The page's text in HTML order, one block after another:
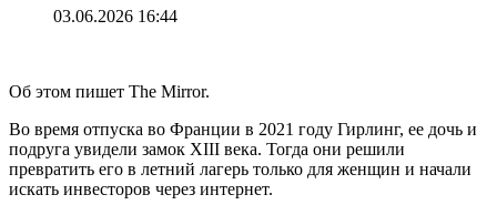
03.06.2026 16:44
Об этом пишет The Mirror.
Во время отпуска во Франции в 2021 году Гирлинг, ее дочь и
подруга увидели замок XIII века. Тогда они решили
превратить его в летний лагерь только для женщин и начали
искать инвесторов через интернет.